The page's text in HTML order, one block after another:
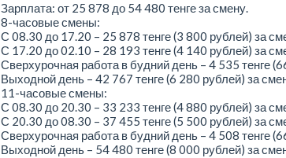
Зарплата: от 25 878 до 54 480 тенге за смену.
8-часовые смены:
С 08.30 до 17.20 – 25 878 тенге (3 800 рублей) за
С 17.20 до 02.10 – 28 193 тенге (4 140 рублей) за
Сверхурочная работа в будний день – 4 535 тенге
Выходной день – 42 767 тенге (6 280 рублей) за
11-часовые смены:
С 08.30 до 20.30 – 33 233 тенге (4 880 рублей) за
С 20.30 до 08.30 – 37 455 тенге (5 500 рублей) за
Сверхурочная работа в будний день – 4 508 тенге
Выходной день – 54 480 тенге (8 000 рублей) за